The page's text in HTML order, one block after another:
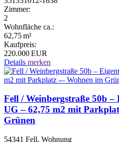
Zimmer:
2
Wohnfläche ca.:
62,75 m²
Kaufpreis:
220.000 EUR
Details merken
Fell / Weinbergstraße 50b
UG – 62,75 m2 mit
Grünen
54341 Fell, Wohnung